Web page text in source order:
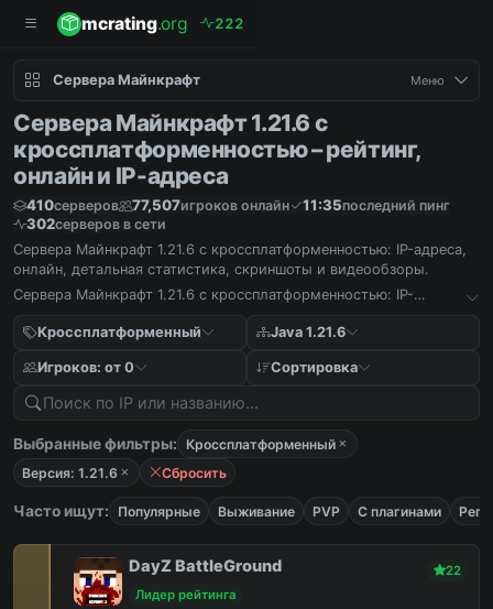
mcrating.org 222
Сервера Майнкрафт Меню
Сервера Майнкрафт 1.21.6 с
кроссплатформенностью – рейтинг,
онлайн и IP-адреса
410серверов 77,507игроков онлайн 11:35последний пинг
302серверов в сети
Сервера Майнкрафт 1.21.6 с кроссплатформенностью: IP-адреса,
онлайн, детальная статистика, скриншоты и видеообзоры.
Сервера Майнкрафт 1.21.6 с кроссплатформенностью: IP-
видеообзоры.
Кроссплатформенный Java 1.21.6
Игроков: от 0 Сортировка
Выбранные фильтры:
Кроссплатформенный
Версия: 1.21.6
Сбросить
Часто ищут: Популярные Выживание PVP С плагинами
DayZ BattleGround
22
Лидер рейтинга